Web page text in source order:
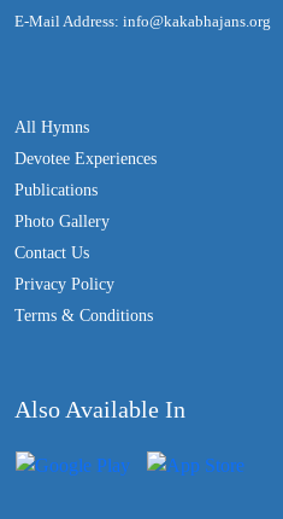
E-Mail Address: info@kakabhajans.org
All Hymns
Devotee Experiences
Publications
Photo Gallery
Contact Us
Privacy Policy
Terms & Conditions
Also Available In